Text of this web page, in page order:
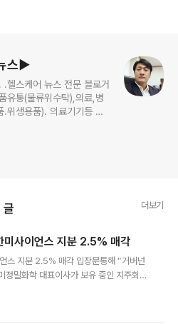
어 뉴스▶
헬스케어 뉴스 전문 블로거
유통(물류위수탁),의료,병
생용품). 의료기기등 ☞
글 더보기
미사이언스 지분 2.5% 매각
스 지분 2.5% 매각 입장문통해 “거버넌
정밀화학 대표이사가 보유 중인 지주회
에 따르면, 임 대표는 최근 자신이 보유